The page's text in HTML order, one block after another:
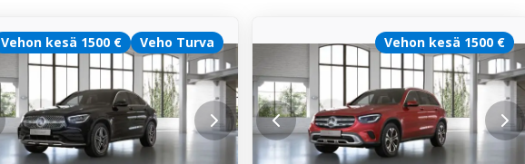
Vehon kesä 1500 € Veho Turva Vehon kesä 1500 €